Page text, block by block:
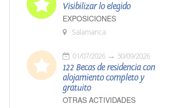
Visibilizar lo elegido
EXPOSICIONES
Salamanca
01/07/2026 30/09/2026
122 Becas de residencia con
alojamiento completo y
gratuito
OTRAS ACTIVIDADES